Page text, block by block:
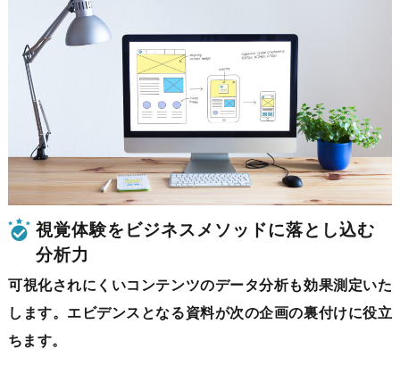
視覚体験をビジネスメソッドに落とし込む
分析力
可視化されにくいコンテンツのデータ分析も効果測定いた
します。エビデンスとなる資料が次の企画の裏付けに役立
ちます。